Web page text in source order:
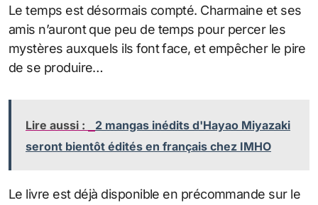
Le temps est désormais compté. Charmaine et ses
amis n’auront que peu de temps pour percer les
mystères auxquels ils font face, et empêcher le pire
de se produire…
Lire aussi :
2 mangas inédits d'Hayao Miyazaki
seront bientôt édités en français chez IMHO
Le livre est déjà disponible en précommande sur le